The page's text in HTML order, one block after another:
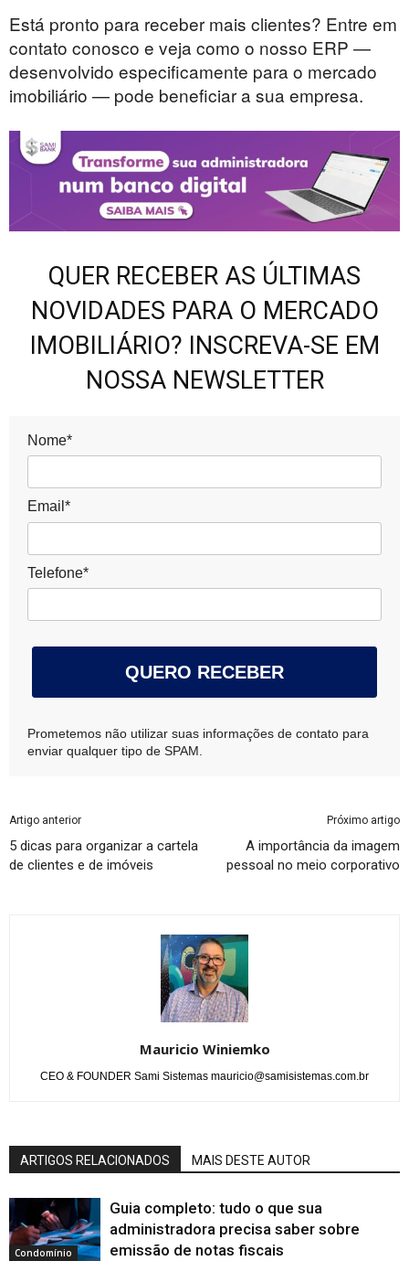
Está pronto para receber mais clientes? Entre em
contato conosco e veja como o nosso ERP —
desenvolvido especificamente para o mercado
imobiliário — pode beneficiar a sua empresa.
QUER RECEBER AS ÚLTIMAS
NOVIDADES PARA O MERCADO
IMOBILIÁRIO? INSCREVA-SE EM
NOSSA NEWSLETTER
Nome*
Email*
Telefone*
QUERO RECEBER
Prometemos não utilizar suas informações de contato para
enviar qualquer tipo de SPAM.
Artigo anterior
5 dicas para organizar a cartela
de clientes e de imóveis
Próximo artigo
A importância da imagem
pessoal no meio corporativo
Mauricio Winiemko
CEO & FOUNDER Sami Sistemas mauricio@samisistemas.com.br
ARTIGOS RELACIONADOS MAIS DESTE AUTOR
Condomínio
Guia completo: tudo o que sua
administradora precisa saber sobre
emissão de notas fiscais